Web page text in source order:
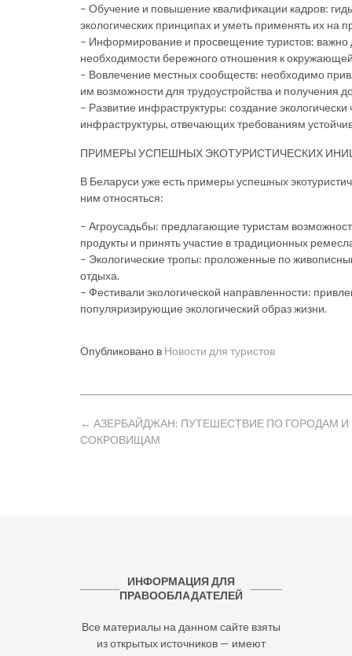
– Обучение и повышение квалификации кадров:
экологических принципах и уметь применять их на
– Информирование и просвещение туристов:
необходимости бережного отношения к
– Вовлечение местных сообществ: необходимо
им возможности для трудоустройства и получения
– Развитие инфраструктуры: создание
инфраструктуры, отвечающих требованиям
ПРИМЕРЫ УСПЕШНЫХ ЭКОТУРИСТИЧЕСКИХ
В Беларуси уже есть примеры успешных
ним относяться:
– Агроусадьбы: предлагающие туристам
продукты и принять участие в традиционных
– Экологические тропы: проложенные по
отдыха.
– Фестивали экологической направленности:
популяризирующие экологический образ жизни.
Опубликовано в Новости для туристов
Навигация
по
← АЗЕРБАЙДЖАН: ПУТЕШЕСТВИЕ ПО ГОРОДАМ И
СОКРОВИЩАМ
ИНФОРМАЦИЯ ДЛЯ
ПРАВООБЛАДАТЕЛЕЙ
Все материалы на данном сайте взяты
из открытых источников — имеют